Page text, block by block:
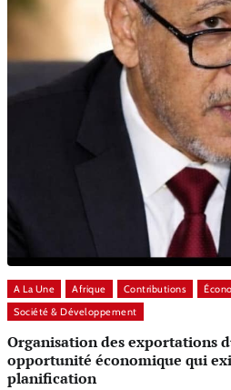
A La Une Afrique Contributions
Société & Développement
Organisation des exportations
opportunité économique qui
planification